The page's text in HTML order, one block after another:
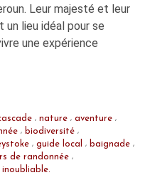
Leur majesté et leur
lieu idéal pour se
une expérience
, nature , aventure ,
, biodiversité ,
, guide local , baignade ,
de randonnée ,
inoubliable.